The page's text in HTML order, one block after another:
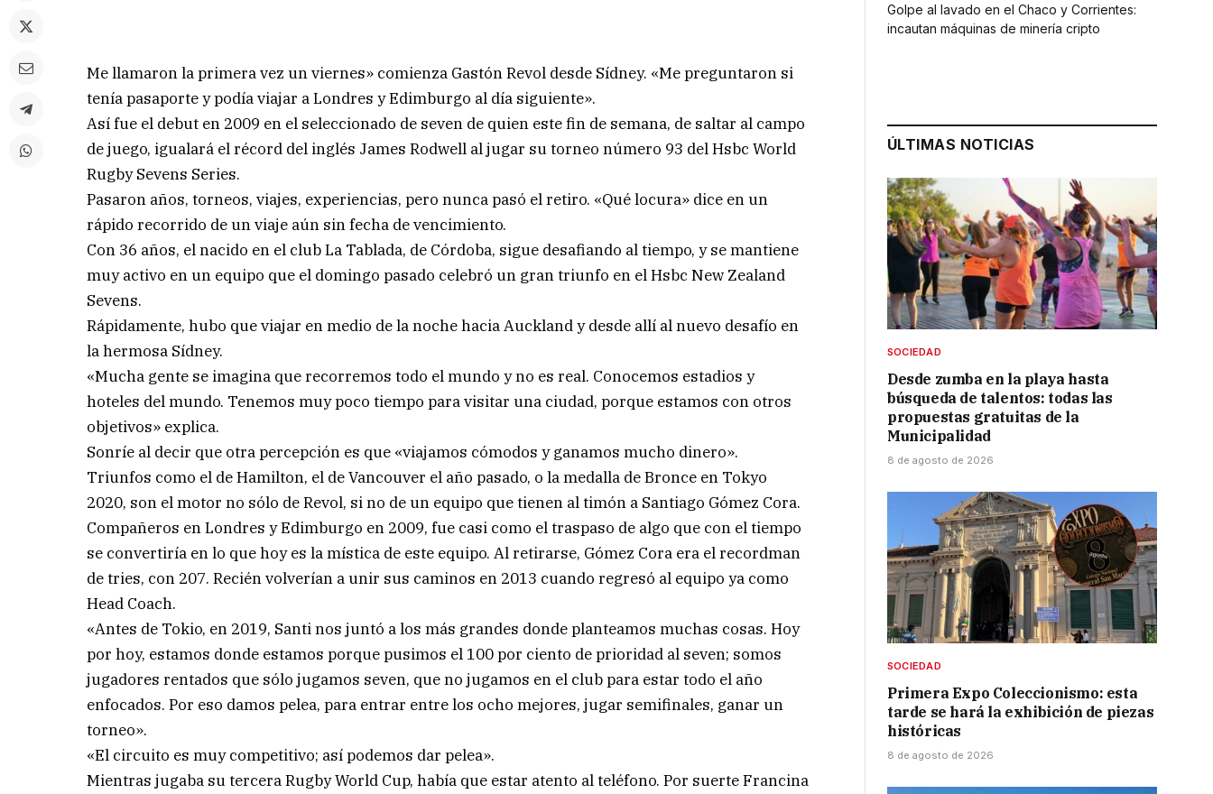
Me llamaron la primera vez un viernes» comienza Gastón Revol desde Sídney. «Me preguntaron si
tenía pasaporte y podía viajar a Londres y Edimburgo al día siguiente».
Así fue el debut en 2009 en el seleccionado de seven de quien este fin de semana, de saltar al campo
de juego, igualará el récord del inglés James Rodwell al jugar su torneo número 93 del Hsbc World
Rugby Sevens Series.
Pasaron años, torneos, viajes, experiencias, pero nunca pasó el retiro. «Qué locura» dice en un
rápido recorrido de un viaje aún sin fecha de vencimiento.
Con 36 años, el nacido en el club La Tablada, de Córdoba, sigue desafiando al tiempo, y se mantiene
muy activo en un equipo que el domingo pasado celebró un gran triunfo en el Hsbc New Zealand
Sevens.
Rápidamente, hubo que viajar en medio de la noche hacia Auckland y desde allí al nuevo desafío en
la hermosa Sídney.
«Mucha gente se imagina que recorremos todo el mundo y no es real. Conocemos estadios y
hoteles del mundo. Tenemos muy poco tiempo para visitar una ciudad, porque estamos con otros
objetivos» explica.
Sonríe al decir que otra percepción es que «viajamos cómodos y ganamos mucho dinero».
Triunfos como el de Hamilton, el de Vancouver el año pasado, o la medalla de Bronce en Tokyo
2020, son el motor no sólo de Revol, si no de un equipo que tienen al timón a Santiago Gómez Cora.
Compañeros en Londres y Edimburgo en 2009, fue casi como el traspaso de algo que con el tiempo
se convertiría en lo que hoy es la mística de este equipo. Al retirarse, Gómez Cora era el recordman
de tries, con 207. Recién volverían a unir sus caminos en 2013 cuando regresó al equipo ya como
Head Coach.
«Antes de Tokio, en 2019, Santi nos juntó a los más grandes donde planteamos muchas cosas. Hoy
por hoy, estamos donde estamos porque pusimos el 100 por ciento de prioridad al seven; somos
jugadores rentados que sólo jugamos seven, que no jugamos en el club para estar todo el año
enfocados. Por eso damos pelea, para entrar entre los ocho mejores, jugar semifinales, ganar un
torneo».
«El circuito es muy competitivo; así podemos dar pelea».
Mientras jugaba su tercera Rugby World Cup, había que estar atento al teléfono. Por suerte Francina
Golpe al lavado en el Chaco y Corrientes:
incautan máquinas de minería cripto
ÚLTIMAS NOTICIAS
SOCIEDAD
Desde zumba en la playa hasta
búsqueda de talentos: todas las
propuestas gratuitas de la
Municipalidad
8 de agosto de 2026
SOCIEDAD
Primera Expo Coleccionismo: esta
tarde se hará la exhibición de piezas
históricas
8 de agosto de 2026